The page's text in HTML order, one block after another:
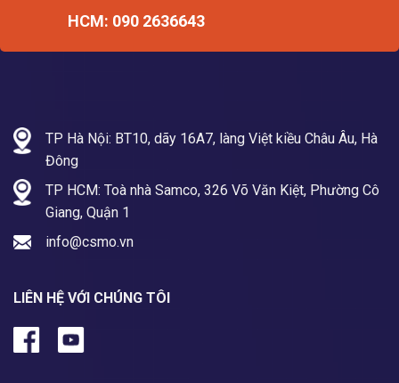
HCM: 090 2636643
TP Hà Nội: BT10, dãy 16A7, làng Việt kiều Châu Âu, Hà
Đông
TP HCM: Toà nhà Samco, 326 Võ Văn Kiệt, Phường Cô
Giang, Quận 1
info@csmo.vn
LIÊN HỆ VỚI CHÚNG TÔI